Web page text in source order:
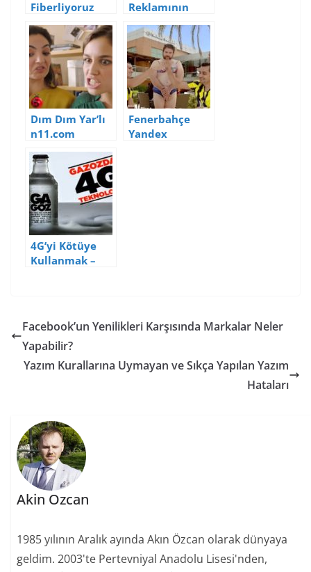
Fiberliyoruz
Reklamının
Analizi
Reklamının
Analizi ve
Yorumları
Dım Dım Yar’lı
n11.com
Reklamının
Analizi ve
Yorumları
Fenerbahçe
Yandex
4G’yi Kötüye
Kullanmak –
Facebook’un Yenilikleri Karşısında Markalar Neler
Yapabilir?
Yazım Kurallarına Uymayan ve Sıkça Yapılan Yazım
Hataları
Akin Ozcan
1985 yılının Aralık ayında Akın Özcan olarak dünyaya
geldim. 2003'te Pertevniyal Anadolu Lisesi'nden,